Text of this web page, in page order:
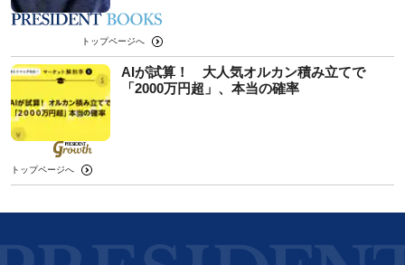
トップページへ
AIが試算！ 大人気オルカン積み立てで
「2000万円超」、本当の確率
トップページへ